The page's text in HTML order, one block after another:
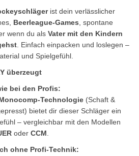
ist dein verlässlicher
Beerleague-Games , spontane
wenn du als Vater mit den Kindern
. Einfach einpacken und loslegen –
und Spielgefühl.
überzeugt
bei den Profis:
Technologie (Schaft &
bietet dir dieser Schläger ein
– vergleichbar mit den Modellen
oder CCM
ohne Profi-Technik: